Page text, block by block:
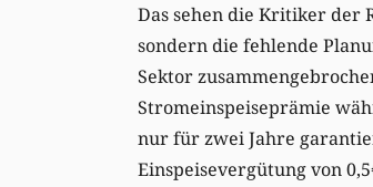
Das sehen die Kritiker der
sondern die fehlende
Sektor
Stromeinspeiseprämie
nur für zwei Jahre
Einspeisevergütung von